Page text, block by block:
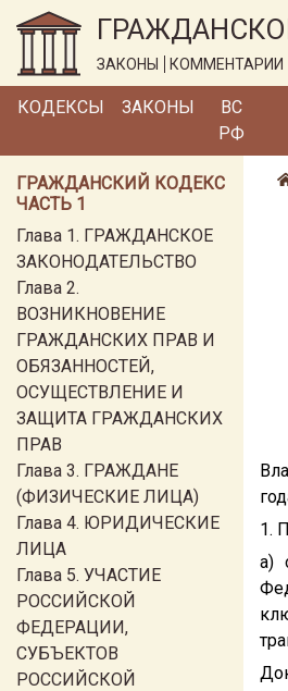
ЗАКОНЫ КОММЕНТАРИИ
КОДЕКСЫ ЗАКОНЫ
ВС
РФ
ГРАЖДАНСКИЙ КОДЕКС
ЧАСТЬ 1
Глава 1. ГРАЖДАНСКОЕ
ЗАКОНОДАТЕЛЬСТВО
Глава 2.
ВОЗНИКНОВЕНИЕ
ГРАЖДАНСКИХ ПРАВ И
ОБЯЗАННОСТЕЙ,
ОСУЩЕСТВЛЕНИЕ И
ЗАЩИТА ГРАЖДАНСКИХ
ПРАВ
Глава 3. ГРАЖДАНЕ
(ФИЗИЧЕСКИЕ ЛИЦА)
Глава 4. ЮРИДИЧЕСКИЕ
ЛИЦА
Глава 5. УЧАСТИЕ
РОССИЙСКОЙ
ФЕДЕРАЦИИ,
СУБЪЕКТОВ
РОССИЙСКОЙ
1.
а)